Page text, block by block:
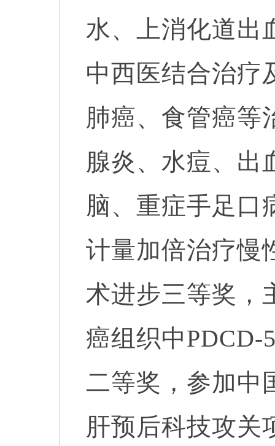
水、上消化道出
中西医结合治疗
肺癌、食管癌等
腺炎、水痘、出
脑、重症手足口
计量加倍治疗慢
术进步三等奖，
癌组织中PDCD-
二等奖，参加中
肝预后科技攻关